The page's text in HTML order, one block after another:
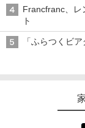
Francfranc、レ
ト
「ふらつくビ